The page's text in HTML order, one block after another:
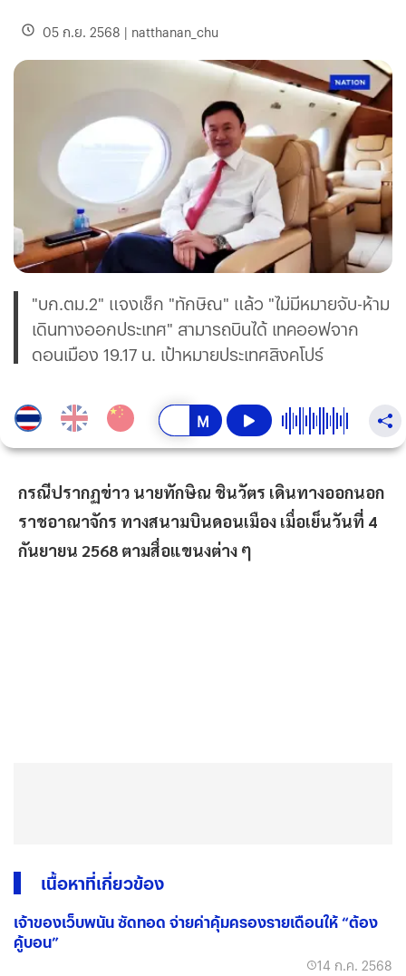
05 ก.ย. 2568 | natthanan_chu
"บก.ตม.2" แจงเช็ก "ทักษิณ" แล้ว "ไม่มีหมายจับ-ห้าม
เดินทางออกประเทศ" สามารถบินได้ เทคออฟจาก
ดอนเมือง 19.17 น. เป้าหมายประเทศสิงคโปร์
กรณีปรากฏข่าว นายทักษิณ ชินวัตร เดินทางออกนอก
ราชอาณาจักร ทางสนามบินดอนเมือง เมื่อเย็นวันที่ 4
กันยายน 2568 ตามสื่อแขนงต่าง ๆ
เนื้อหาที่เกี่ยวข้อง
เจ้าของเว็บพนัน ซัดทอด จ่ายค่าคุ้มครองรายเดือนให้ “ต้อง
คู้บอน”
14 ก.ค. 2568